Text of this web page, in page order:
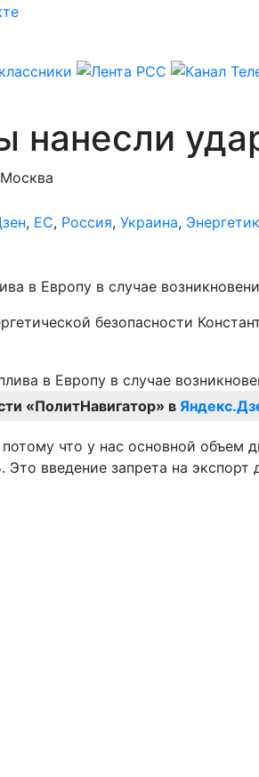
нанесли
, ЕС, Россия, Украина,
в Европу в случае
безопасности
«ПолитНавигатор» в
что у нас основной объем
введение запрета на